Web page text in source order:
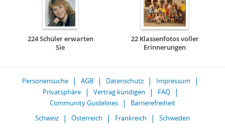
224 Schüler erwarten
Sie
22 Klassenfotos voller
Erinnerungen
Personensuche AGB Datenschutz
Impressum
Privatsphäre
Vertrag kündigen
FAQ
Community Guidelines
Barrierefreiheit
Schweiz
Österreich Frankreich Schweden